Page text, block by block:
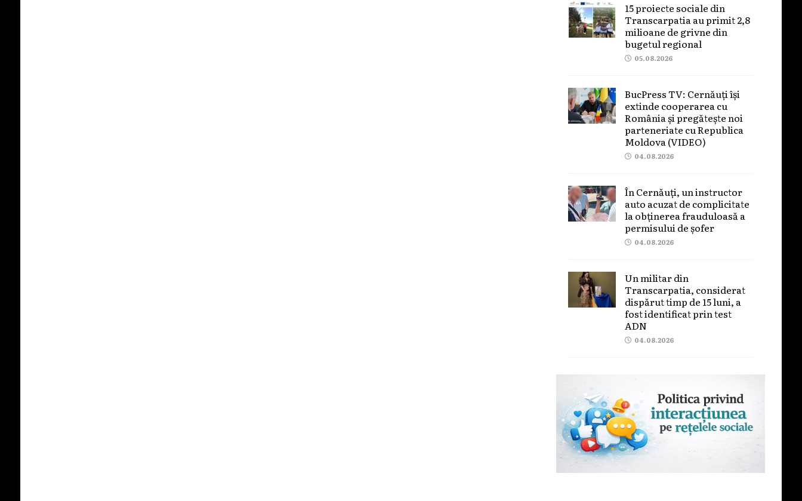
15 proiecte sociale din
Transcarpatia au primit 2,8
milioane de grivne din
bugetul regional
05.08.2026
BucPress TV: Cernăuți își
extinde cooperarea cu
România și pregătește noi
parteneriate cu Republica
Moldova (VIDEO)
04.08.2026
În Cernăuți, un instructor
auto acuzat de complicitate
la obținerea frauduloasă a
permisului de șofer
04.08.2026
Un militar din
Transcarpatia, considerat
dispărut timp de 15 luni, a
fost identificat prin test
ADN
04.08.2026